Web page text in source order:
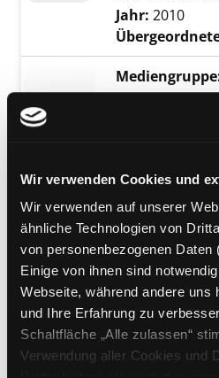
Wir verwenden Cookies und
Wir verwenden auf unserer
ähnliche Technologien von
von personenbezogenen
Einige von ihnen sind
Webseite, während andere uns
und Ihre Erfahrung zu
Schaltfläche „Alle zulassen“
Verwendung aller Cookies und
Jahr: 2010
Exemplar-Details
Baum für
jetzt retten
Verlag:
Reihe:Felix
Exemplar-Details
Das
alles, was man
Grafiken
Verfasser:
Jahr:2021